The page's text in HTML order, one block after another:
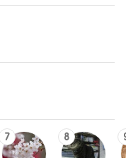
妻に先立たれ
た老人ブログ
「やす」のの
んびり日常記